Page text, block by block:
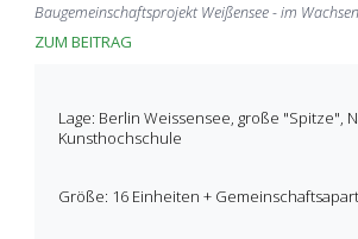
Baugemeinschaftsprojekt Weißensee - im
ZUM BEITRAG
Lage: Berlin Weissensee, große "Spitze",
Kunsthochschule
Größe: 16 Einheiten +